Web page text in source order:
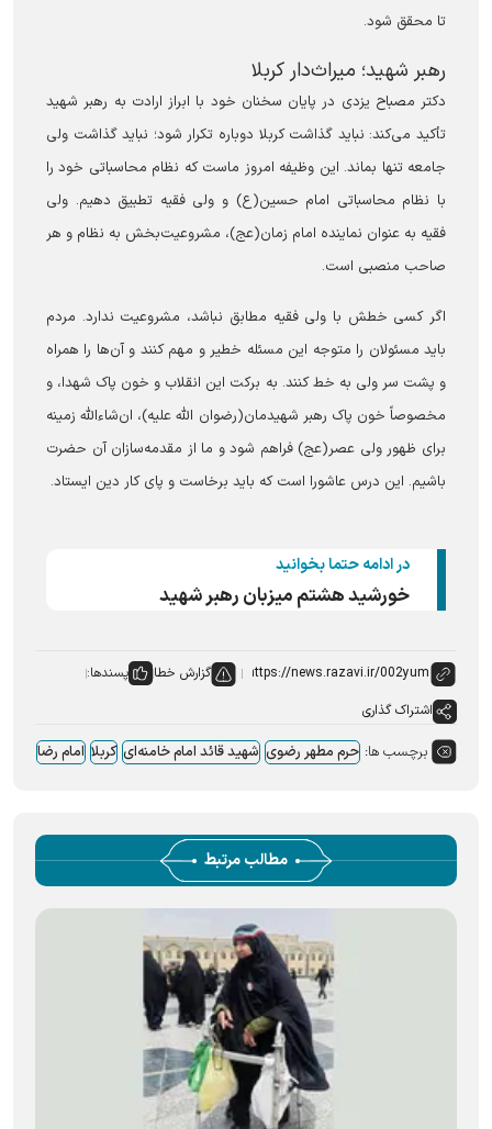
تا محقق شود.
رهبر شهید؛ میراث‌دار کربلا
دکتر مصباح یزدی در پایان سخنان خود با ابراز ارادت به رهبر شهید
تأکید می‌کند: نباید گذاشت کربلا دوباره تکرار شود؛ نباید گذاشت ولی
جامعه تنها بماند. این وظیفه امروز ماست که نظام محاسباتی خود را
با نظام محاسباتی امام حسین(ع) و ولی فقیه تطبیق دهیم. ولی
فقیه به عنوان نماینده امام زمان(عج)، مشروعیت‌بخش به نظام و هر
صاحب منصبی است.
اگر کسی خطش با ولی فقیه مطابق نباشد، مشروعیت ندارد. مردم
باید مسئولان را متوجه این مسئله خطیر و مهم کنند و آن‌ها را همراه
و پشت سر ولی به خط کنند. به برکت این انقلاب و خون پاک شهدا، و
مخصوصاً خون پاک رهبر شهیدمان(رضوان الله علیه)، ان‌شاءالله زمینه
برای ظهور ولی عصر(عج) فراهم شود و ما از مقدمه‌سازان آن حضرت
باشیم. این درس عاشورا است که باید برخاست و پای کار دین ایستاد.
در ادامه حتما بخوانید
‏‏خورشید هشتم میزبان رهبر شهید
گزارش خطا
پسندها:
اشتراک گذاری
برچسب ها: حرم مطهر رضوی شهید قائد امام خامنه‌ای کربلا امام رضا
مطالب مرتبط